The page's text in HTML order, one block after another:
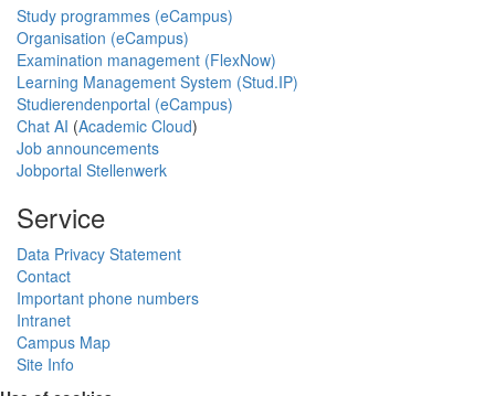
Study programmes (eCampus)
Organisation (eCampus)
Examination management (FlexNow)
Learning Management System (Stud.IP)
Studierendenportal (eCampus)
Chat AI (Academic Cloud)
Job announcements
Jobportal Stellenwerk
Service
Data Privacy Statement
Contact
Important phone numbers
Intranet
Campus Map
Site Info